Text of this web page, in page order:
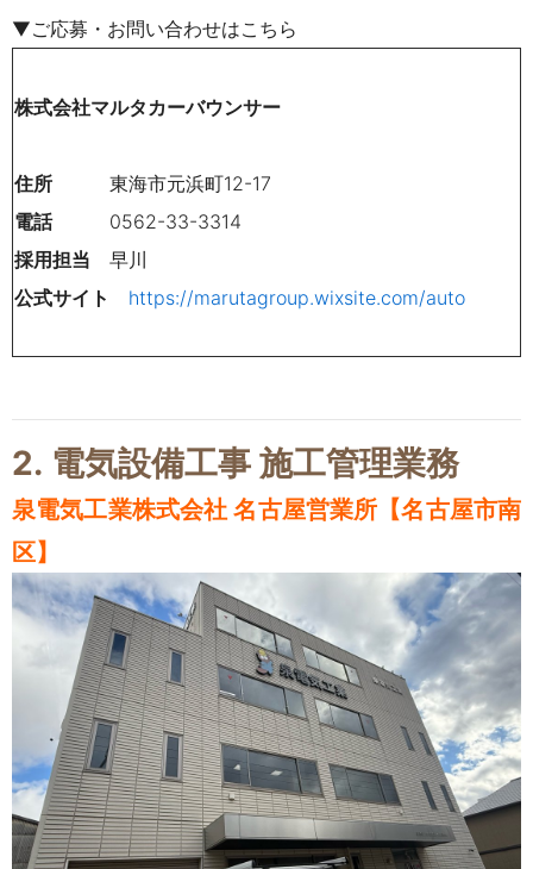
▼ご応募・お問い合わせはこちら
株式会社マルタカーバウンサー
住所 東海市元浜町12-17
電話0562-33-3314
採用担当 早川
公式サイト
https://marutagroup.wixsite.com/auto
2. 電気設備工事 施工管理業務
泉電気工業株式会社 名古屋営業所【名古屋市南
区】